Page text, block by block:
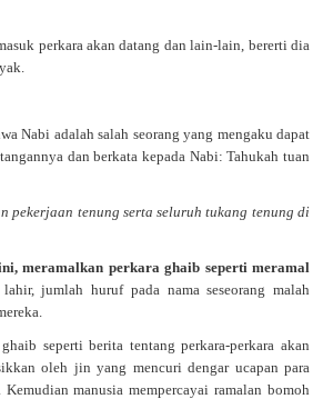
perkara akan datang dan lain-lain, bererti dia
Nabi adalah salah seorang yang mengaku dapat
dan berkata kepada Nabi: Tahukah tuan
pekerjaan tenung serta seluruh tukang tenung di
meramalkan perkara ghaib seperti meramal
jumlah huruf pada nama seseorang malah
seperti berita tentang perkara-perkara akan
oleh jin yang mencuri dengar ucapan para
manusia mempercayai ramalan bomoh